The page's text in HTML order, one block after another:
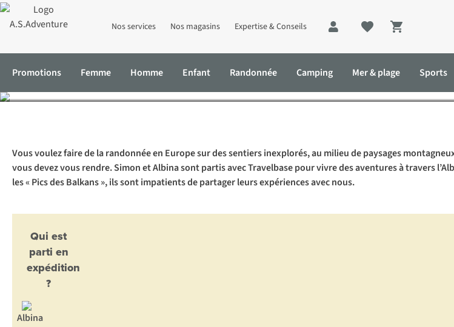
Nos services Nos magasins Expertise & Conseils
Shopping cart
Promotions Femme Homme Enfant Randonnée Camping Mer & plage Sports
Accueil Expertise & Conseils Le Balkan Trail : un trek d’aventure en Europe de l’Est
Le Balkan Trail : un trek
Vous voulez faire de la randonnée en Europe sur des sentiers inexplorés, au milieu de paysages
vous devez vous rendre. Simon et Albina sont partis avec Travelbase pour vivre des aventures à travers
les « Pics des Balkans », ils sont impatients de partager leurs expériences avec nous.
Qui est
parti en
expédition
?
Albina